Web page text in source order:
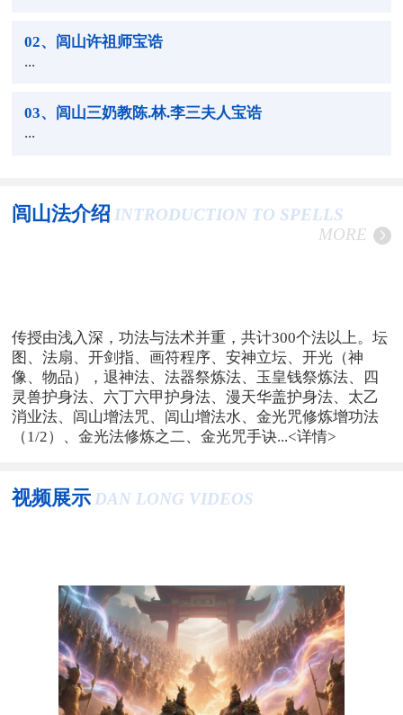
02、闾山许祖师宝诰
...
03、闾山三奶教陈.林.李三夫人宝诰
...
闾山法介绍 INTRODUCTION TO SPELLS
MORE
传授由浅入深，功法与法术并重，共计300个法以上。坛
图、法扇、开剑指、画符程序、安神立坛、开光（神
像、物品），退神法、法器祭炼法、玉皇钱祭炼法、四
灵兽护身法、六丁六甲护身法、漫天华盖护身法、太乙
消业法、闾山增法咒、闾山增法水、金光咒修炼增功法
（1/2）、金光法修炼之二、金光咒手诀...<详情>
视频展示 DAN LONG VIDEOS